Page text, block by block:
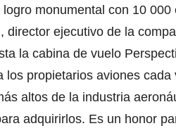
monumental con 10
director ejecutivo de la
la cabina de vuelo
los propietarios aviones
altos de la industria
adquirirlos. Es un honor